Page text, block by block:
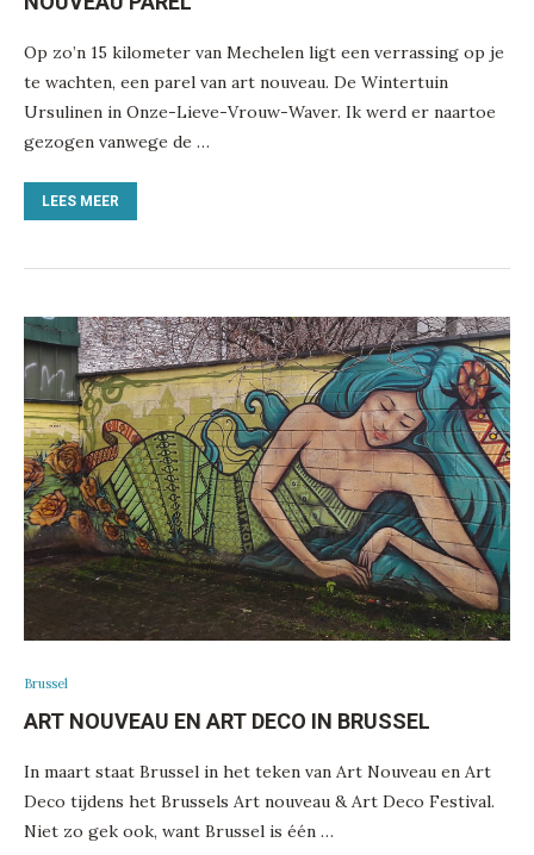
Op zo’n 15 kilometer van Mechelen ligt een verrassing op je
te wachten, een parel van art nouveau. De Wintertuin
Ursulinen in Onze-Lieve-Vrouw-Waver. Ik werd er naartoe
gezogen vanwege de …
LEES MEER
Brussel
ART NOUVEAU EN ART DECO IN BRUSSEL
In maart staat Brussel in het teken van Art Nouveau en Art
Deco tijdens het Brussels Art nouveau & Art Deco Festival.
Niet zo gek ook, want Brussel is één …